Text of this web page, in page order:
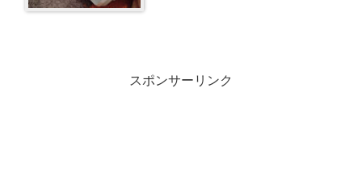
スポンサーリンク